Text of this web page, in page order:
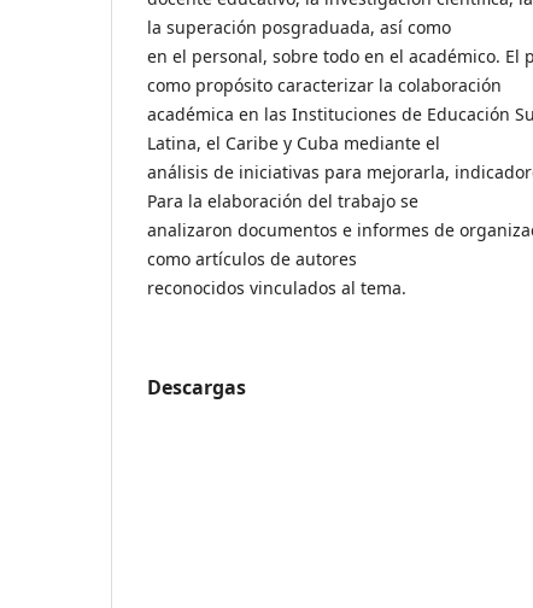
la superación posgraduada, así como
en el personal, sobre todo en el académico. El
como propósito caracterizar la colaboración
académica en las Instituciones de Educación
Latina, el Caribe y Cuba mediante el
análisis de iniciativas para mejorarla,
Para la elaboración del trabajo se
analizaron documentos e informes de
como artículos de autores
reconocidos vinculados al tema.
Descargas